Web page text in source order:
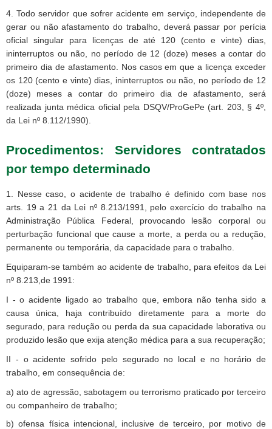
4. Todo servidor que sofrer acidente em serviço, independente de
gerar ou não afastamento do trabalho, deverá passar por perícia
oficial singular para licenças de até 120 (cento e vinte) dias,
ininterruptos ou não, no período de 12 (doze) meses a contar do
primeiro dia de afastamento. Nos casos em que a licença exceder
os 120 (cento e vinte) dias, ininterruptos ou não, no período de 12
(doze) meses a contar do primeiro dia de afastamento, será
realizada junta médica oficial pela DSQV/ProGePe (art. 203, § 4º,
da Lei nº 8.112/1990).
Procedimentos: Servidores contratados
por tempo determinado
1. Nesse caso, o acidente de trabalho é definido com base nos
arts. 19 a 21 da Lei nº 8.213/1991, pelo exercício do trabalho na
Administração Pública Federal, provocando lesão corporal ou
perturbação funcional que cause a morte, a perda ou a redução,
permanente ou temporária, da capacidade para o trabalho.
Equiparam-se também ao acidente de trabalho, para efeitos da Lei
nº 8.213,de 1991:
I - o acidente ligado ao trabalho que, embora não tenha sido a
causa única, haja contribuído diretamente para a morte do
segurado, para redução ou perda da sua capacidade laborativa ou
produzido lesão que exija atenção médica para a sua recuperação;
II - o acidente sofrido pelo segurado no local e no horário de
trabalho, em consequência de:
a) ato de agressão, sabotagem ou terrorismo praticado por terceiro
ou companheiro de trabalho;
b) ofensa física intencional, inclusive de terceiro, por motivo de